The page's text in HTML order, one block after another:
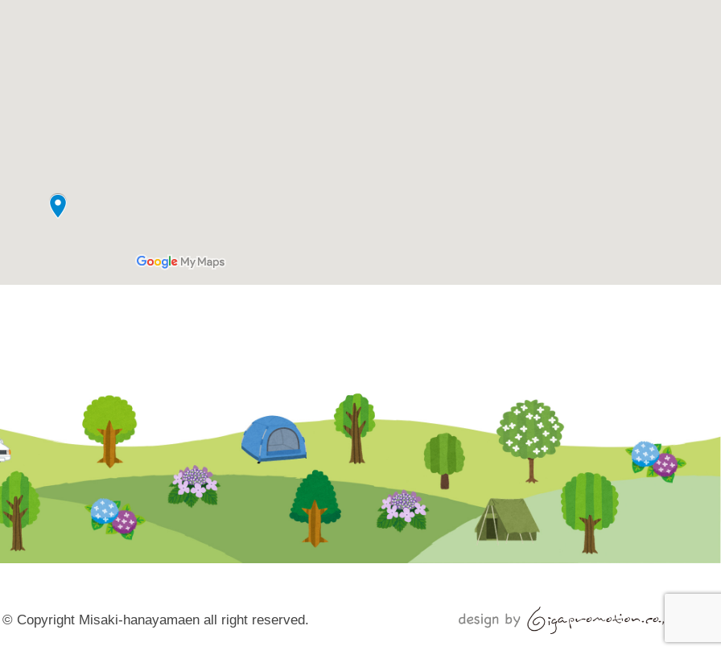
© Copyright Misaki-hanayamaen all right reserved.